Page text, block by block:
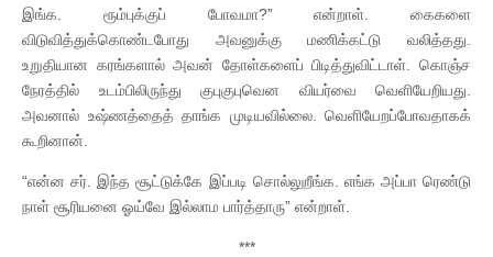
இங்க. ரூம்புக்குப் போவமா?” என்றாள். கைகளை
விடுவித்துக்கொண்டபோது அவனுக்கு மணிக்கட்டு வலித்தது.
உறுதியான கரங்களால் அவன் தோள்களைப் பிடித்துவிட்டாள். கொஞ்ச
நேரத்தில் உடம்பிலிருந்து குபுகுபுவென வியர்வை வெளியேறியது.
அவனால் உஷ்ணத்தைத் தாங்க முடியவில்லை. வெளியேறப்போவதாகக்
கூறினான்.
“என்ன சர். இந்த சூட்டுக்கே இப்படி சொல்லுறீங்க. எங்க அப்பா ரெண்டு
நாள் சூரியனை ஓய்வே இல்லாம பார்த்தாரு” என்றாள்.
***